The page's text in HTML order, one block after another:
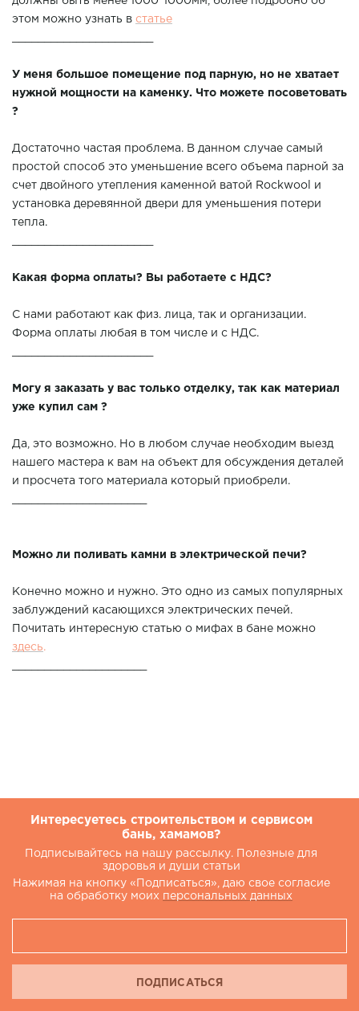
этом можно узнать в статье
У меня большое помещение под парную, но не хватает
нужной мощности на каменку. Что можете посоветовать
?
Достаточно частая проблема. В данном случае самый
простой способ это уменьшение всего объема парной за
счет двойного утепления каменной ватой Rockwool и
установка деревянной двери для уменьшения потери
тепла.
Какая форма оплаты? Вы работаете с НДС?
С нами работают как физ. лица, так и организации.
Форма оплаты любая в том числе и с НДС.
Могу я заказать у вас только отделку, так как материал
уже купил сам ?
Да, это возможно. Но в любом случае необходим выезд
нашего мастера к вам на объект для обсуждения деталей
и просчета того материала который приобрели.
Можно ли поливать камни в электрической печи?
Конечно можно и нужно. Это одно из самых популярных
заблуждений касающихся электрических печей.
Почитать интересную статью о мифах в бане можно
здесь.
Интересуетесь строительством и сервисом
бань, хамамов?
Подписывайтесь на нашу рассылку. Полезные для
здоровья и души статьи
Нажимая на кнопку «Подписаться», даю свое согласие
на обработку моих персональных данных
ПОДПИСАТЬСЯ